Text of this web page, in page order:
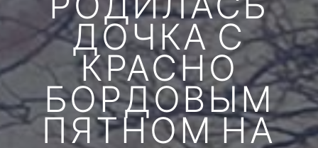
ДОЧКА С
КРАСНО
БОРДОВЫМ
ПЯТНОМ НА